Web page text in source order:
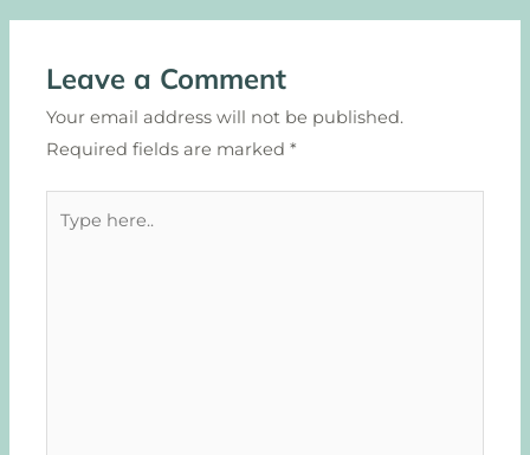
Leave a Comment
Your email address will not be published.
Required fields are marked*